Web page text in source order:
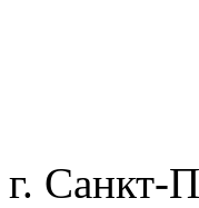
г. Санкт-